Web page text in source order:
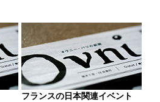
フランスの日本関連イベント